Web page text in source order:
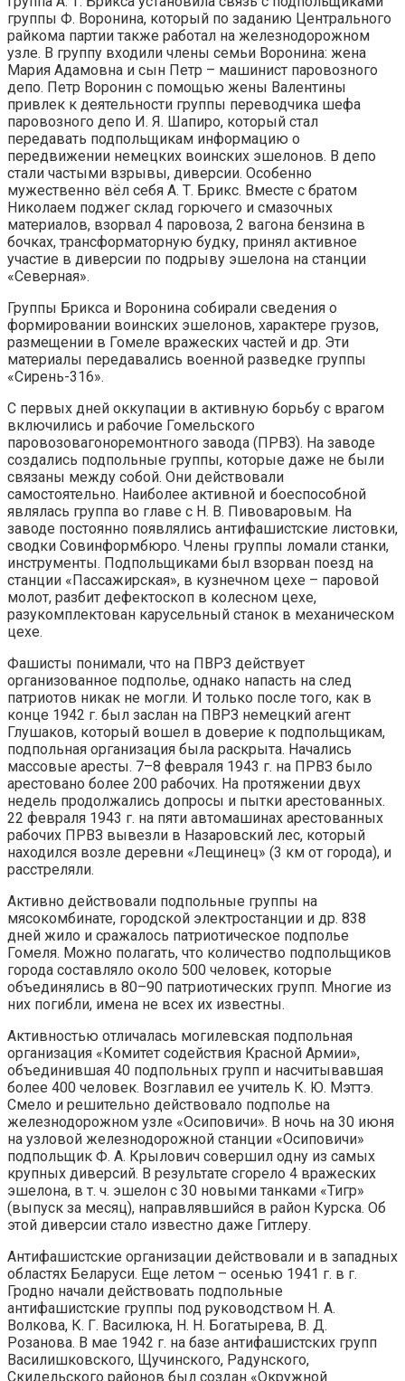
группы Ф. Воронина, который по заданию Центрального
райкома партии также работал на железнодорожном
узле. В группу входили члены семьи Воронина: жена
Мария Адамовна и сын Петр – машинист паровозного
депо. Петр Воронин с помощью жены Валентины
привлек к деятельности группы переводчика шефа
паровозного депо И. Я. Шапиро, который стал
передавать подпольщикам информацию о
передвижении немецких воинских эшелонов. В депо
стали частыми взрывы, диверсии. Особенно
мужественно вёл себя А. Т. Брикс. Вместе с братом
Николаем поджег склад горючего и смазочных
материалов, взорвал 4 паровоза, 2 вагона бензина в
бочках, трансформаторную будку, принял активное
участие в диверсии по подрыву эшелона на станции
«Северная».
Группы Брикса и Воронина собирали сведения о
формировании воинских эшелонов, характере грузов,
размещении в Гомеле вражеских частей и др. Эти
материалы передавались военной разведке группы
«Сирень-316».
С первых дней оккупации в активную борьбу с врагом
включились и рабочие Гомельского
паровозовагоноремонтного завода (ПРВЗ). На заводе
создались подпольные группы, которые даже не были
связаны между собой. Они действовали
самостоятельно. Наиболее активной и боеспособной
являлась группа во главе с Н. В. Пивоваровым. На
заводе постоянно появлялись антифашистские листовки,
сводки Совинформбюро. Члены группы ломали станки,
инструменты. Подпольщиками был взорван поезд на
станции «Пассажирская», в кузнечном цехе – паровой
молот, разбит дефектоскоп в колесном цехе,
разукомплектован карусельный станок в механическом
цехе.
Фашисты понимали, что на ПВРЗ действует
организованное подполье, однако напасть на след
патриотов никак не могли. И только после того, как в
конце 1942 г. был заслан на ПВРЗ немецкий агент
Глушаков, который вошел в доверие к подпольщикам,
подпольная организация была раскрыта. Начались
массовые аресты. 7–8 февраля 1943 г. на ПРВЗ было
арестовано более 200 рабочих. На протяжении двух
недель продолжались допросы и пытки арестованных.
22 февраля 1943 г. на пяти автомашинах арестованных
рабочих ПРВЗ вывезли в Назаровский лес, который
находился возле деревни «Лещинец» (3 км от города), и
расстреляли.
Активно действовали подпольные группы на
мясокомбинате, городской электростанции и др. 838
дней жило и сражалось патриотическое подполье
Гомеля. Можно полагать, что количество подпольщиков
города составляло около 500 человек, которые
объединялись в 80–90 патриотических групп. Многие из
них погибли, имена не всех их известны.
Активностью отличалась могилевская подпольная
организация «Комитет содействия Красной Армии»,
объединившая 40 подпольных групп и насчитывавшая
более 400 человек. Возглавил ее учитель К. Ю. Мэттэ.
Смело и решительно действовало подполье на
железнодорожном узле «Осиповичи». В ночь на 30 июня
на узловой железнодорожной станции «Осиповичи»
подпольщик Ф. А. Крылович совершил одну из самых
крупных диверсий. В результате сгорело 4 вражеских
эшелона, в т. ч. эшелон с 30 новыми танками «Тигр»
(выпуск за месяц), направлявшийся в район Курска. Об
этой диверсии стало известно даже Гитлеру.
Антифашистские организации действовали и в западных
областях Беларуси. Еще летом – осенью 1941 г. в г.
Гродно начали действовать подпольные
антифашистские группы под руководством Н. А.
Волкова, К. Г. Василюка, Н. Н. Богатырева, В. Д.
Розанова. В мае 1942 г. на базе антифашистских групп
Василишковского, Щучинского, Радунского,
Скидельского районов был создан «Окружной